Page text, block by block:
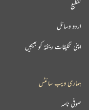
تقطیع
اردو وسائل
اپنی تخلیقات ریختہ کو بھیجیں
ہماری ویب سائٹس
صوفی نامہ